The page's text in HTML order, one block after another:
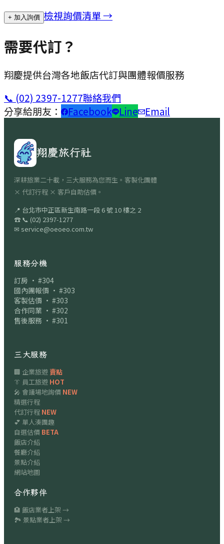
+ 加入詢價 檢視詢價清單 →
需要代訂？
翔慶提供台灣各地飯店代訂與團體報價服務
📞 (02) 2397-1277聯絡我們
分享給朋友：
Facebook Line Email
翔慶旅行社
深耕旅業二十載，三大服務為您而生。客製化團體
× 代訂行程 × 客戶自助估價。
📍 台北市中正區新生南路一段 6 號 10 樓之 2
☎ 📞 (02) 2397-1277
✉ service@oeoeo.com.tw
服務分機
訂房 · #304
國內團報價 · #303
客製估價 · #303
合作同業 · #302
售後服務 · #301
三大服務
🏢 企業旅遊賣點
👔 員工旅遊 HOT
🎤 會議場地詢價 NEW
精選行程
代訂行程 NEW
💕 單人湊團趣
自選估價 BETA
飯店介紹
餐廳介紹
景點介紹
網站地圖
合作夥伴
🏨 飯店業者上架 →
🏞 景點業者上架 →